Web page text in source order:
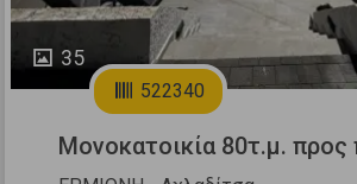
35
522340
Μονοκατοικία 80τ.μ.